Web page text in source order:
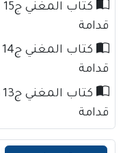
قدامة
قدامة
قدامة